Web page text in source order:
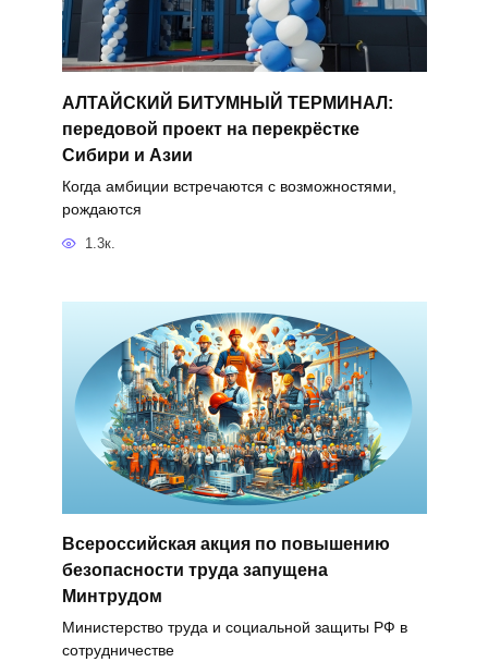
АЛТАЙСКИЙ БИТУМНЫЙ ТЕРМИНАЛ:
передовой проект на перекрёстке
Сибири и Азии
Когда амбиции встречаются с возможностями,
рождаются
1.3к.
Всероссийская акция по повышению
безопасности труда запущена
Минтрудом
Министерство труда и социальной защиты РФ в
сотрудничестве